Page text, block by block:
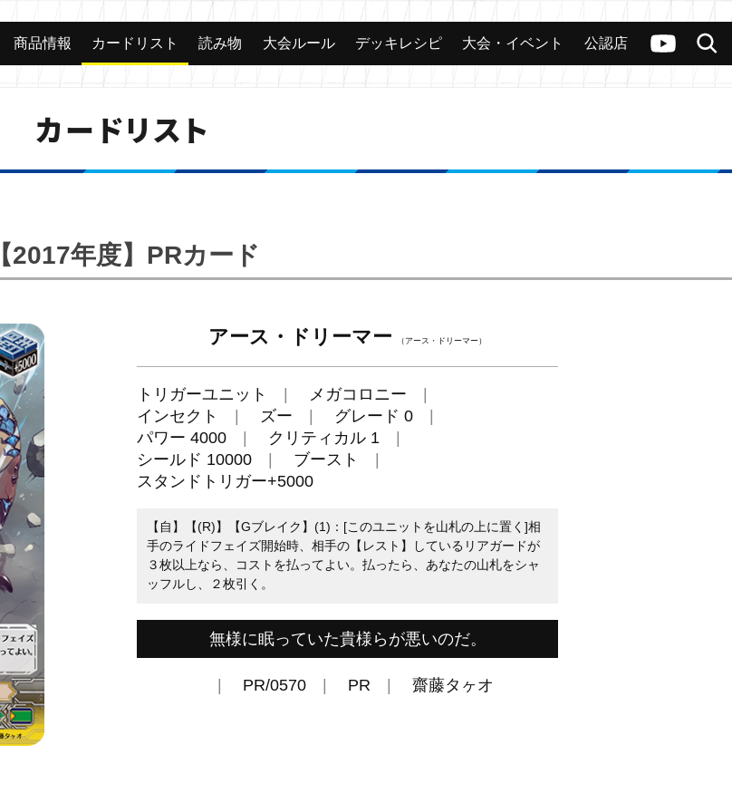
ヴァンガードch
検索
カード 大会 公認店舗 その他
商品情報 カードリスト 読み物 大会ルール デッキレシピ 大会・イベント 公認店
カードリスト
【2017年度】PRカード
アース・ドリーマー （アース・ドリーマー）
トリガーユニット
メガコロニー
インセクト
ズー
グレード 0
パワー 4000
クリティカル 1
シールド 10000
ブースト
スタンドトリガー+5000
【自】【(R)】【Gブレイク】(1)：[このユニットを山札の上に置く]相
手のライドフェイズ開始時、相手の【レスト】しているリアガードが
３枚以上なら、コストを払ってよい。払ったら、あなたの山札をシャ
ッフルし、２枚引く。
無様に眠っていた貴様らが悪いのだ。
PR/0570 PR 齋藤タヶオ